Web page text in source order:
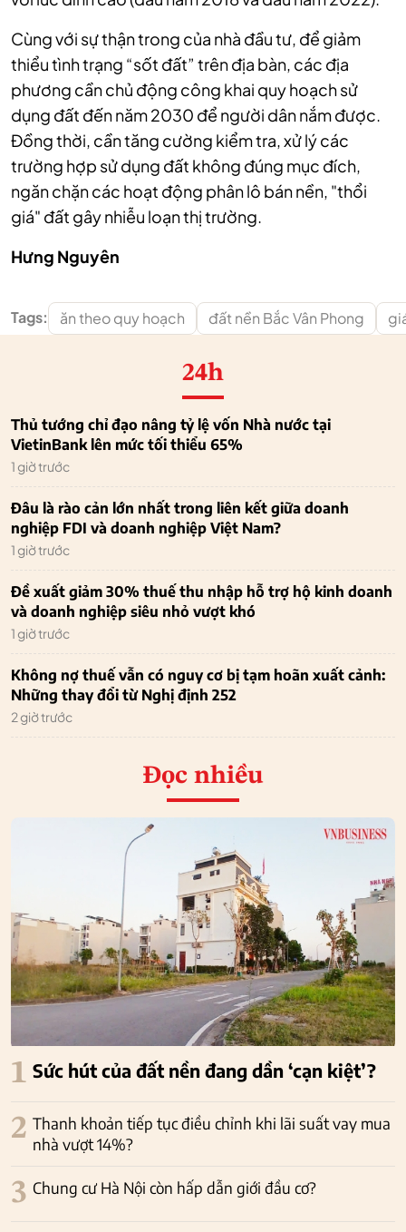
Cùng với sự thận trong của nhà đầu tư, để giảm
thiểu tình trạng “sốt đất” trên địa bàn, các địa
phương cần chủ động công khai quy hoạch sử
dụng đất đến năm 2030 để người dân nắm được.
Đồng thời, cần tăng cường kiểm tra, xử lý các
trường hợp sử dụng đất không đúng mục đích,
ngăn chặn các hoạt động phân lô bán nền, "thổi
giá" đất gây nhiễu loạn thị trường.
Hưng Nguyên
Tags: ăn theo quy hoạch đất nền Bắc Vân Phong
24h
Thủ tướng chỉ đạo nâng tỷ lệ vốn Nhà nước tại
VietinBank lên mức tối thiểu 65%
1 giờ trước
Đâu là rào cản lớn nhất trong liên kết giữa doanh
nghiệp FDI và doanh nghiệp Việt Nam?
1 giờ trước
Đề xuất giảm 30% thuế thu nhập hỗ trợ hộ kinh doanh
và doanh nghiệp siêu nhỏ vượt khó
1 giờ trước
Không nợ thuế vẫn có nguy cơ bị tạm hoãn xuất cảnh:
Những thay đổi từ Nghị định 252
2 giờ trước
Đọc nhiều
1 Sức hút của đất nền đang dần ‘cạn kiệt’?
2 Thanh khoản tiếp tục điều chỉnh khi lãi suất vay mua
nhà vượt 14%?
3 Chung cư Hà Nội còn hấp dẫn giới đầu cơ?